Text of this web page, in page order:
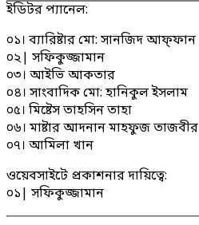
ইডিটর প্যানেল:
০১। ব্যারিষ্টার মো: সানজিদ আফ্ফান
০২| সফিকুজ্জামান
০৩। আইভি আকতার
০৪। সাংবাদিক মো: হানিকুল ইসলাম
০৫। মিষ্টেস তাহসিন তাহা
০৬। মাষ্টার আদনান মাহফুজ তাজবীর
০৭। আমিলা খান
ওয়েবসাইটে প্রকাশনার দায়িত্বে:
০১| সফিকুজ্জামান